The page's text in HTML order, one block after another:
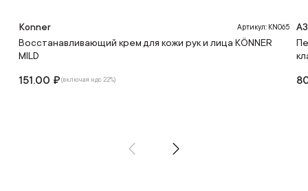
Konner Артикул: KN065
Восстанавливающий крем для кожи рук и лица KÖNNER
MILD
151.00 ₽(включая ндс 22%)